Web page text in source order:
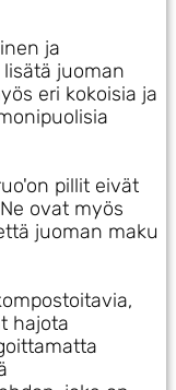
ja
juoman
eri kokoisia ja
pillit eivät
ovat myös
juoman maku
hajota